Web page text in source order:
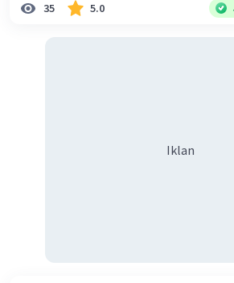
dari kiri bawah ke kanan atas b.
atas e. Tingkat bunga turun di mana
35 5.0
Iklan